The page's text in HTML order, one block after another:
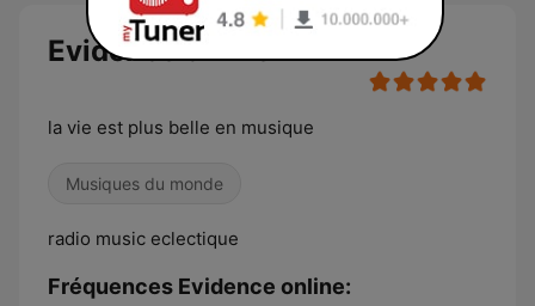
Evidence online
la vie est plus belle en musique
Musiques du monde
radio music eclectique
Fréquences Evidence online: